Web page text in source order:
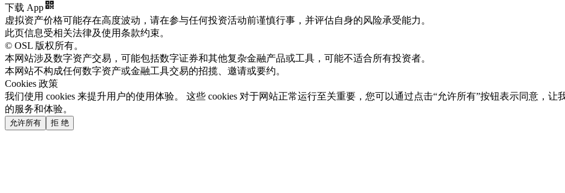
下载 App
虚拟资产价格可能存在高度波动，请在参与任何投资活动前谨慎行事，并评估自身的风险承受能力。
此页信息受相关法律及使用条款约束。
© OSL 版权所有。
本网站涉及数字资产交易，可能包括数字证券和其他复杂金融产品或工具，可能不适合所有投资者。
本网站不构成任何数字资产或金融工具交易的招揽、邀请或要约。
Cookies 政策
我们使用 cookies 来提升用户的使用体验。 这些 cookies 对于网站正常运行至关重要，您可以通过点击“允许所有”按钮表示同意，
的服务和体验。
允许所有 拒 绝